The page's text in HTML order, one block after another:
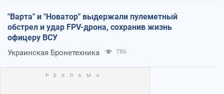
"Варта" и "Новатор" выдержали пулеметный
обстрел и удар FPV-дрона, сохранив жизнь
офицеру ВСУ
Украинская Бронетехника 786